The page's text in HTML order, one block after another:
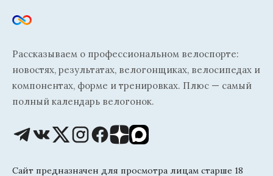
Рассказываем о профессиональном велоспорте:
новостях, результатах, велогонщиках, велосипедах и
компонентах, форме и тренировках. Плюс — самый
полный календарь велогонок.
Сайт предназначен для просмотра лицам старше 18